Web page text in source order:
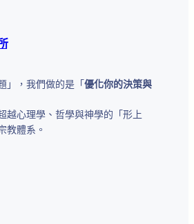
」，我們做的是「優化你的決策與
越心理學、哲學與神學的「形上
教體系。